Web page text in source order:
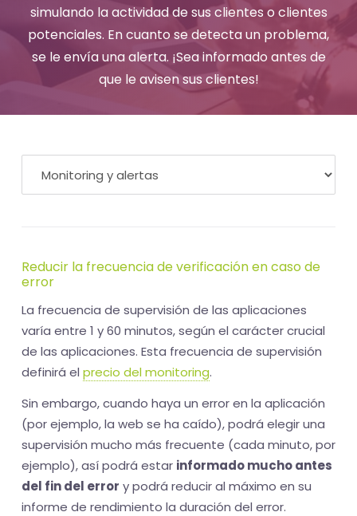
Internet
-
El
tiempo
(activo)
oro
simulando la actividad de sus clientes o clientes
potenciales. En cuanto se detecta un problema,
se le envía una alerta. ¡Sea informado antes de
que le avisen sus clientes!
Reducir la frecuencia de verificación en caso de
error
La frecuencia de supervisión de las aplicaciones
varía entre 1 y 60 minutos, según el carácter crucial
de las aplicaciones. Esta frecuencia de supervisión
definirá el precio del monitoring.
Sin embargo, cuando haya un error en la aplicación
(por ejemplo, la web se ha caído), podrá elegir una
supervisión mucho más frecuente (cada minuto, por
ejemplo), así podrá estar informado mucho antes
del fin del error y podrá reducir al máximo en su
informe de rendimiento la duración del error.